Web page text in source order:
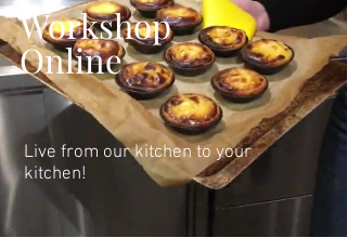
Workshop
Online
Live from our kitchen to your
kitchen!